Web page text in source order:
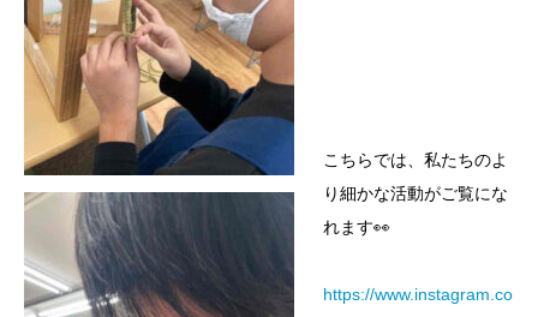
こちらでは、私たちのよ
り細かな活動がご覧にな
れます👀
https://www.instagram.co